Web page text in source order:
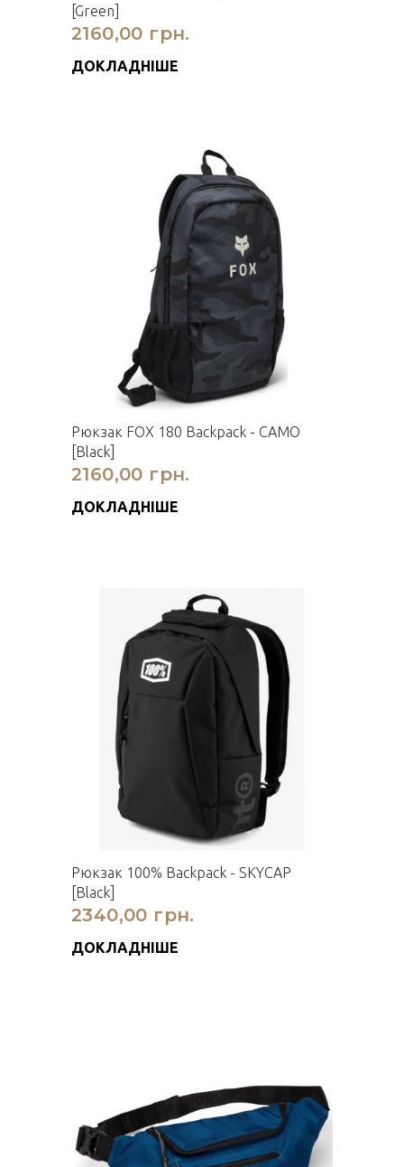
[Green]
2160,00 грн.
ДОКЛАДНІШЕ
Рюкзак FOX 180 Backpack - CAMO
[Black]
2160,00 грн.
ДОКЛАДНІШЕ
Рюкзак 100% Backpack - SKYCAP
[Black]
2340,00 грн.
ДОКЛАДНІШЕ